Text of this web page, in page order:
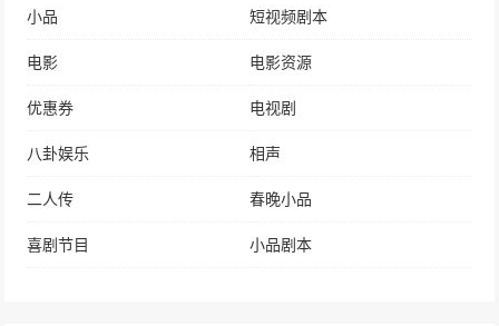
小品 短视频剧本
电影 电影资源
优惠券 电视剧
八卦娱乐 相声
二人传 春晚小品
喜剧节目 小品剧本